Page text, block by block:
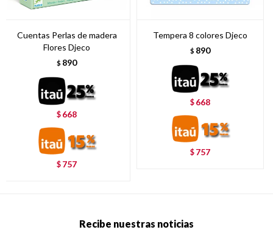
Cuentas Perlas de madera
Flores Djeco
$ 890
$ 668
$ 757
Tempera 8 colores Djeco
$ 890
$ 668
$ 757
Recibe nuestras noticias